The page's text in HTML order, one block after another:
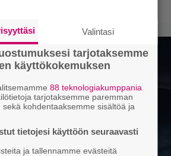
Valintasi
tarjotaksemme
käyttökokemuksen
88 teknologiakumppania
tarjotaksemme paremman
kohdentaaksemme sisältöä ja
tietojesi käyttöön seuraavasti
ja tallennamme evästeitä